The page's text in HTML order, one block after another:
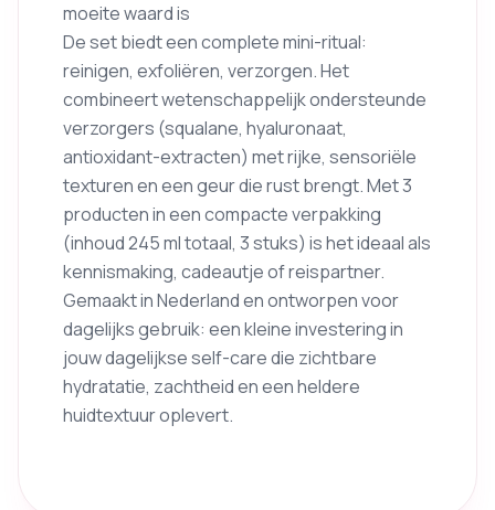
moeite waard is
De set biedt een complete mini-ritual:
reinigen, exfoliëren, verzorgen. Het
combineert wetenschappelijk ondersteunde
verzorgers (squalane, hyaluronaat,
antioxidant-extracten) met rijke, sensoriële
texturen en een geur die rust brengt. Met 3
producten in een compacte verpakking
(inhoud 245 ml totaal, 3 stuks) is het ideaal als
kennismaking, cadeautje of reispartner.
Gemaakt in Nederland en ontworpen voor
dagelijks gebruik: een kleine investering in
jouw dagelijkse self-care die zichtbare
hydratatie, zachtheid en een heldere
huidtextuur oplevert.